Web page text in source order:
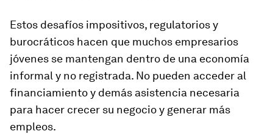
Estos desafíos impositivos, regulatorios y
burocráticos hacen que muchos empresarios
jóvenes se mantengan dentro de una economía
informal y no registrada. No pueden acceder al
financiamiento y demás asistencia necesaria
para hacer crecer su negocio y generar más
empleos.